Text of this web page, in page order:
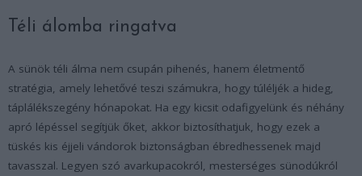
Téli álomba ringatva
A sünök téli álma nem csupán pihenés, hanem életmentő
stratégia, amely lehetővé teszi számukra, hogy túléljék a hideg,
táplálékszegény hónapokat. Ha egy kicsit odafigyelünk és néhány
apró lépéssel segítjük őket, akkor biztosíthatjuk, hogy ezek a
tüskés kis éjjeli vándorok biztonságban ébredhessenek majd
tavasszal. Legyen szó avarkupacokról, mesterséges sünodúkról